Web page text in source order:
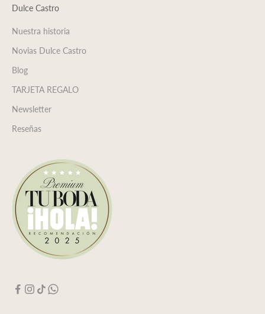
Dulce Castro
Nuestra historia
Novias Dulce Castro
Blog
TARJETA REGALO
Newsletter
Reseñas